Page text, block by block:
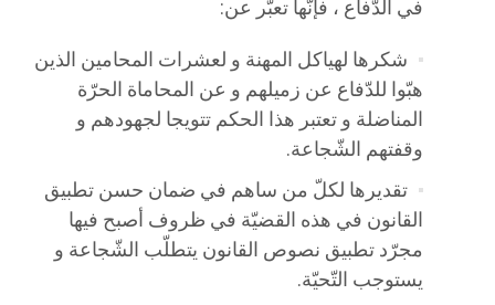
في الدّفاع ، فإنّها تعبّر عن:
شكرها لهياكل المهنة و لعشرات المحامين الذين
هبّوا للدّفاع عن زميلهم و عن المحاماة الحرّة
المناضلة و تعتبر هذا الحكم تتويجا لجهودهم و
وقفتهم الشّجاعة.
تقديرها لكلّ من ساهم في ضمان حسن تطبيق
القانون في هذه القضيّة في ظروف أصبح فيها
مجرّد تطبيق نصوص القانون يتطلّب الشّجاعة و
يستوجب التّحيّة.